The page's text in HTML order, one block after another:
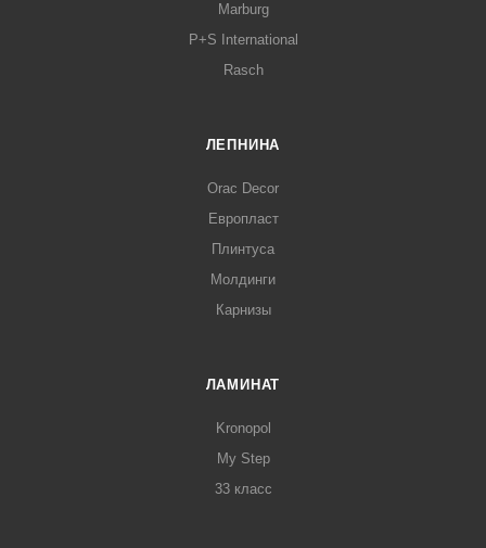
Marburg
P+S International
Rasch
ЛЕПНИНА
Orac Decor
Европласт
Плинтуса
Молдинги
Карнизы
ЛАМИНАТ
Kronopol
My Step
33 класс